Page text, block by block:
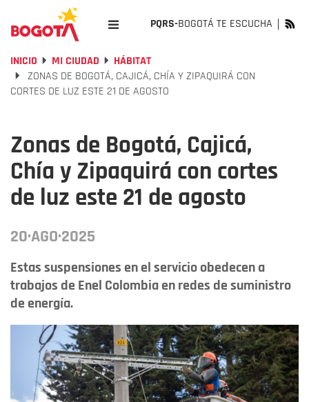
PQRS-BOGOTÁ TE ESCUCHA
INICIO MI CIUDAD
HÁBITAT
ZONAS DE BOGOTÁ, CAJICÁ, CHÍA Y ZIPAQUIRÁ CON
CORTES DE LUZ ESTE 21 DE AGOSTO
Zonas de Bogotá, Cajicá,
Chía y Zipaquirá con cortes
de luz este 21 de agosto
20·AGO·2025
Estas suspensiones en el servicio obedecen a
trabajos de Enel Colombia en redes de suministro
de energía.